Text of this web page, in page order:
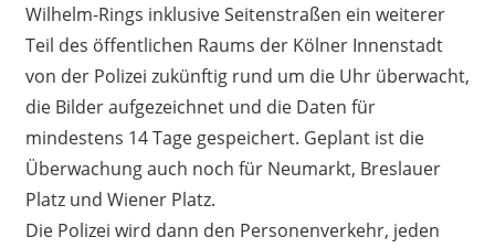
Wilhelm-Rings inklusive Seitenstraßen ein weiterer
Teil des öffentlichen Raums der Kölner Innenstadt
von der Polizei zukünftig rund um die Uhr überwacht,
die Bilder aufgezeichnet und die Daten für
mindestens 14 Tage gespeichert. Geplant ist die
Überwachung auch noch für Neumarkt, Breslauer
Platz und Wiener Platz.
Die Polizei wird dann den Personenverkehr, jeden